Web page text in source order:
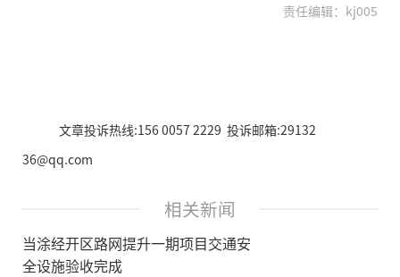
责任编辑：kj005
文章投诉热线:156 0057 2229 投诉邮箱:29132
36@qq.com
相关新闻
当涂经开区路网提升一期项目交通安
全设施验收完成